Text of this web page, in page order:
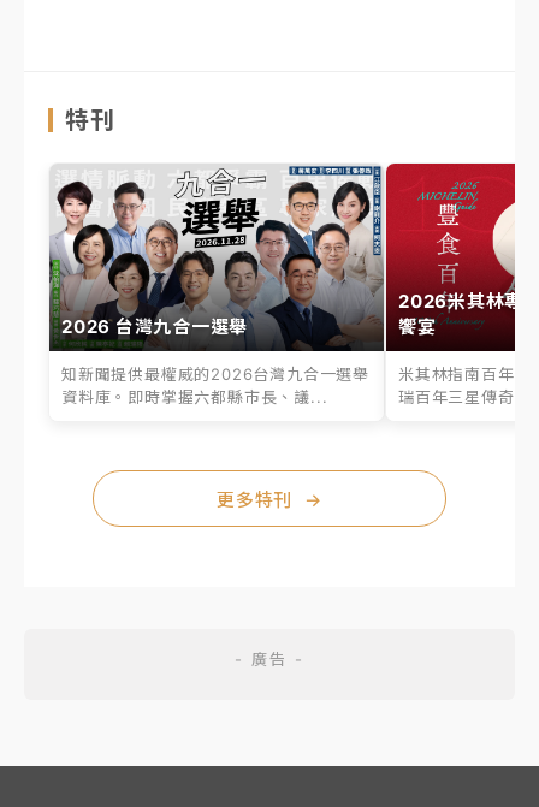
特刊
2026 台灣九合一選舉
知新聞提供最權威的2026台灣九合一選舉
資料庫。即時掌握六都縣市長、議...
2026米其林專
饗宴
米其林指南百年之
瑞百年三星傳奇、
更多特刊 →